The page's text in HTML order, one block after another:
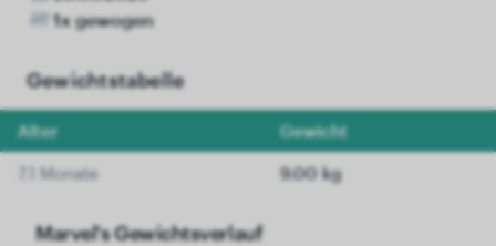
1x gewogen
Gewichtstabelle
Alter Gewicht
7.1 Monate 9.00 kg
Marvel's Gewichtsverlauf